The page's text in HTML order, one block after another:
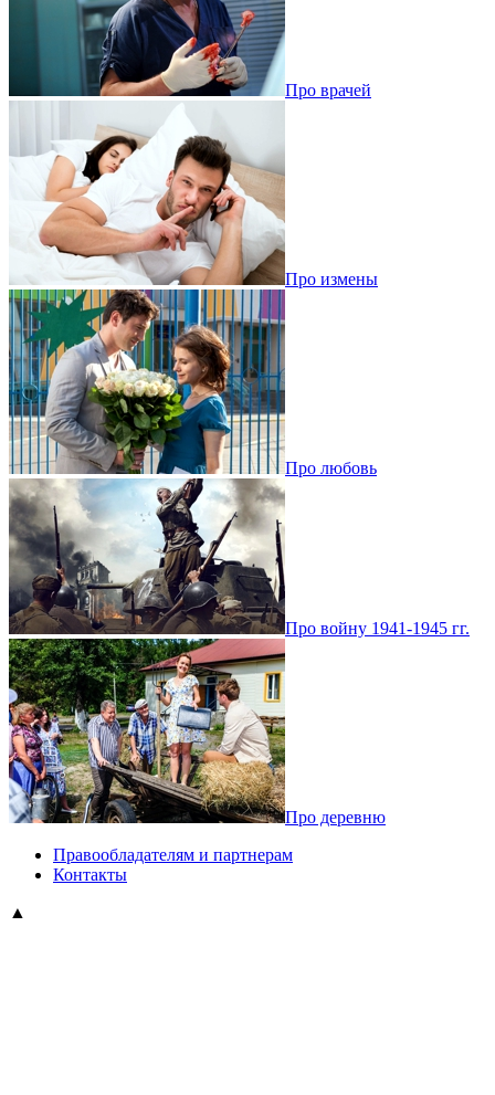
Про врачей
Про измены
Про любовь
Про войну 1941-1945 гг.
Про деревню
Правообладателям и партнерам
Контакты
▲